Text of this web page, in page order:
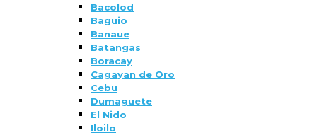
Bacolod
Baguio
Banaue
Batangas
Boracay
Cagayan de Oro
Cebu
Dumaguete
El Nido
Iloilo